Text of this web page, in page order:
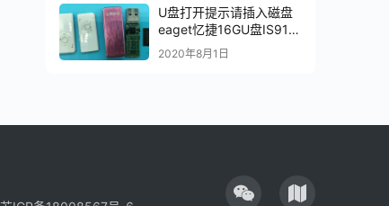
U盘打开提示请插入磁盘
eaget忆捷16GU盘IS917
主控芯片级数据恢复成功
2020年8月1日